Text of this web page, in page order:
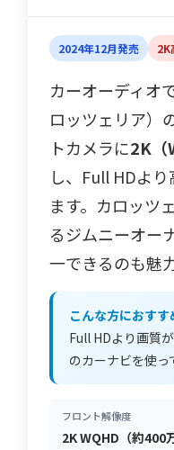
2024年12月発売 2K
カーオーディオ
ロッツェリア）
トカメラに2K（
し、Full HDよ
ます。カロッツ
るジムニーオー
一できるのも魅
こんな方におすす
Full HDより画質
のカーナビを使っ
フロント解像度
2K WQHD（約400